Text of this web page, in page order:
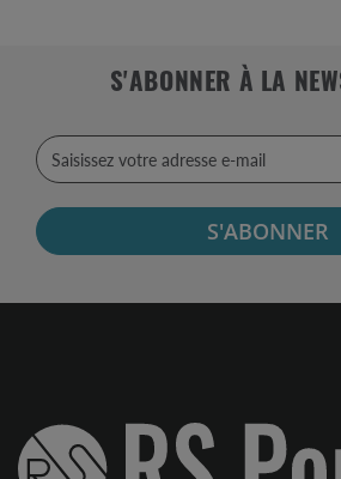
S'ABONNER À LA
S'ABONNER